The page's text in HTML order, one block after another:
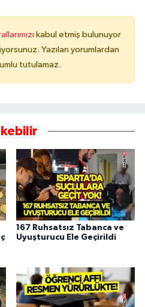
kabul etmiş bulunuyor
Yazılan yorumlardan
tutulamaz.
167 Ruhsatsız Tabanca ve
Uyuşturucu Ele Geçirildi